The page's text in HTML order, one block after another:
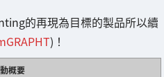
的再現為目標的製品所以續
)！
概要